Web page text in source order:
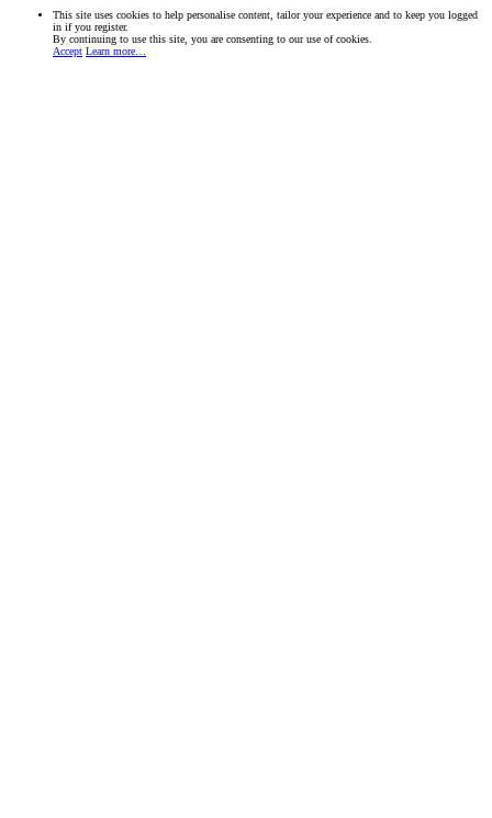
This site uses cookies to help personalise content, tailor your experience and to keep you logged
in if you register.
By continuing to use this site, you are consenting to our use of cookies.
Accept Learn more…